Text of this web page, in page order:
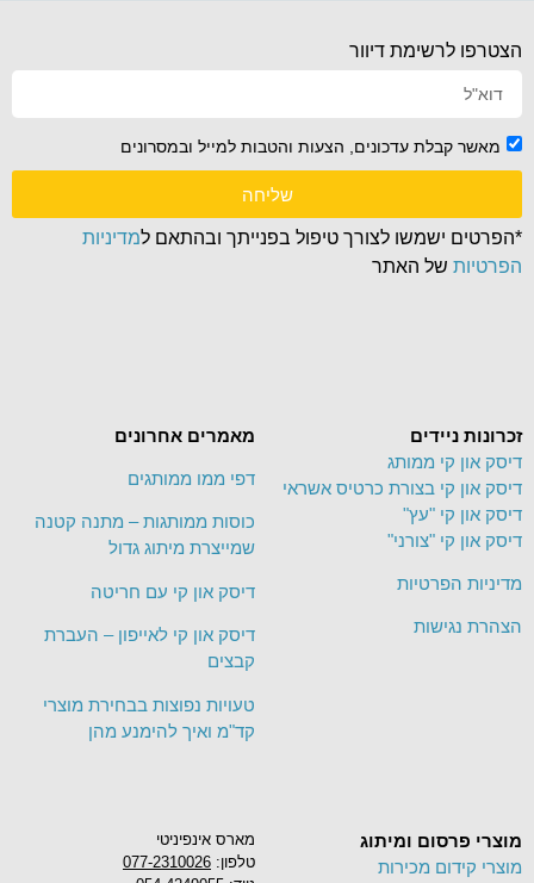
מארס אינפיניטי
טלפון: 077-2310026
מוצרי פרסום ומיתוג
מוצרי קידום מכירות
מאמרים אחרונים
דפי ממו ממותגים
כוסות ממותגות – מתנה קטנה
שמייצרת מיתוג גדול
דיסק און קי עם חריטה
דיסק און קי לאייפון – העברת
קבצים
טעויות נפוצות בבחירת מוצרי
קד"מ ואיך להימנע מהן
זכרונות ניידים
דיסק און קי ממותג
דיסק און קי בצורת כרטיס אשראי
דיסק און קי "עץ"
דיסק און קי "צורני"
מדיניות הפרטיות
הצהרת נגישות
הצטרפו לרשימת דיוור
מאשר קבלת עדכונים, הצעות והטבות למייל ובמסרונים
שליחה
*הפרטים ישמשו לצורך טיפול בפנייתך ובהתאם למדיניות
הפרטיות של האתר